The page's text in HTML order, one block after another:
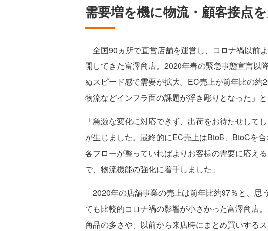
需要増を機に物流・顧客接点
全国90ヵ所で直営店舗を運営し、コロナ禍以前
開してきた富澤商店。2020年春の緊急事態宣言以
ぬスピード感で需要が拡大。EC売上が前年比の約
物流などインフラ面の課題が浮き彫りとなった」と
「急激な変化に対応できず、出荷をお待たせして
が生じました。最終的にEC売上はBtoB、BtoCを
各フローが整っていればよりお客様の需要に応え
で、物流機能の強化に着手しました」
2020年の店舗事業の売上は前年比約97％と、思
ても比較的コロナ禍の影響が小さかった富澤商店
商品の多さや、以前から来店時にまとめ買いする